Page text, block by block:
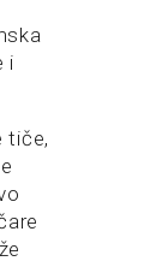
i
tiče,